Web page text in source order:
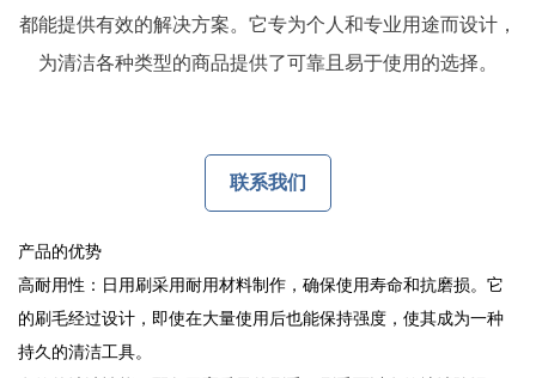
都能提供有效的解决方案。它专为个人和专业用途而设计，
为清洁各种类型的商品提供了可靠且易于使用的选择。
联系我们
产品的优势
高耐用性：日用刷采用耐用材料制作，确保使用寿命和抗磨损。它
的刷毛经过设计，即使在大量使用后也能保持强度，使其成为一种
持久的清洁工具。